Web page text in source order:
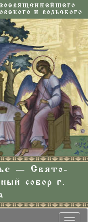
И ВОЛЬСКОГО
— Свято-
собор г.